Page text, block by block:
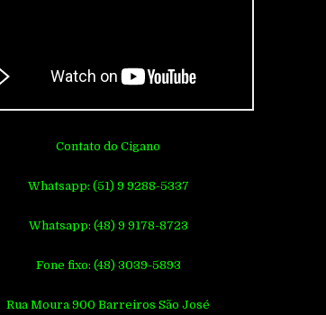
Contato do Cigano
Whatsapp: (51) 9 9288-5337
Whatsapp: (48) 9 9178-8723
Fone fixo: (48) 3039-5893
Rua Moura 900 Barreiros São José